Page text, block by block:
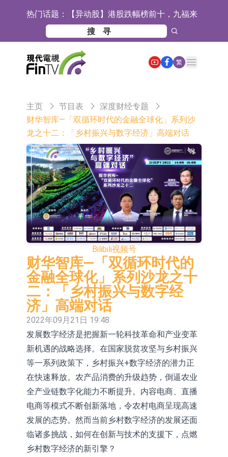
热门话题： 【异动股】港股跌幅榜前十，九福来
(08611.HK)跌21.43%，天瑞汽车内饰
(06162.HK)跌18.44%
【异动股】港股涨幅榜前十，佳明集
团控股(01271.HK)涨+78.22%，拿森
科技(02261.HK)涨+64.11%
斯迪克：公司为国内折叠屏核心功能
材料供应商
恒瑞医药：公司已在中国获批上市26
目标客户的测试认证
上期所：7月份对11个实际控制关系
账户组采取限制开仓的监管措施
特发服务：成功中标哔哩哔哩上海滨
江总部物业服务项目
亚太股份：公司是零跑汽车和
Stellantis集团的供应商
理工雷科面向边缘AI场景推出"山
海"系列智算模组 系列产品基于国产
CPU与GPU构建
【异动股】医疗研发外包板块拉升，
博腾股份(300363.CN)涨20.02%
日韩股市收盘双双下跌
依米康：海外交付以东南亚、中东市
场为主 并已取得欧美相关认证
上交所：财通多策略福鑫定期开放灵
活配置混合型发起式证券投资基金临
时停牌
上交所：景顺长城全球半导体芯片产
业股票型证券投资基金临时停牌
【异动股】港股跌幅榜前十，卡森国
际(00496.HK)跌22.40%，九福来
(08611.HK)跌21.01%
【异动股】港股涨幅榜前十，拿森科
技(02261.HK)涨+75.05%，辰兴发展
(02286.HK)涨+64.91%
神火股份：新疆神火铝水转化率已
100%
【异动股】焦炭Ⅲ板块下挫，陕西黑
猫(601015.CN)跌8.38%
浙江证监局对财通证券股份有限公司
采取出具警示函措施
山金国际：港股上市工作正常推进中
繁
Open main menu
主页 节目表
深度财经专题
财华智库—「双循环时代的金融全球化」系列沙
龙之十二：「乡村振兴与数字经济」高端对话
Bilibili视频号
财华智库—「双循环时代的
金融全球化」系列沙龙之十
二：「乡村振兴与数字经
济」高端对话
2022年09月21日 19:48
发展数字经济是把握新一轮科技革命和产业变革
新机遇的战略选择。在国家脱贫攻坚与乡村振兴
等一系列政策下，乡村振兴+数字经济的潜力正
在快速释放。农产品消费的升级趋势，倒逼农业
全产业链数字化能力不断提升。内容电商、直播
电商等模式不断创新落地，令农村电商呈现高速
发展的态势。然而当前乡村数字经济的发展还面
临诸多挑战，如何在创新与技术的支援下，点燃
乡村数字经济的新引擎？